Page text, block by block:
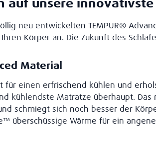
auf unsere
neu entwickelten TEMPUR®
Körper an. Die Zukunft des
Material
für einen erfrischend kühlen und
kühlendste Matratze überhaupt.
schmiegt sich noch besser der
überschüssige Wärme für ein